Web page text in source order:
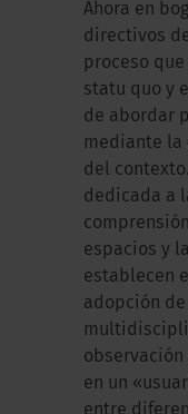
Ahora en
directivos
proceso
statu quo y
de abordar
mediante la
del
dedicada a
espacios y
establecen
adopción
en un